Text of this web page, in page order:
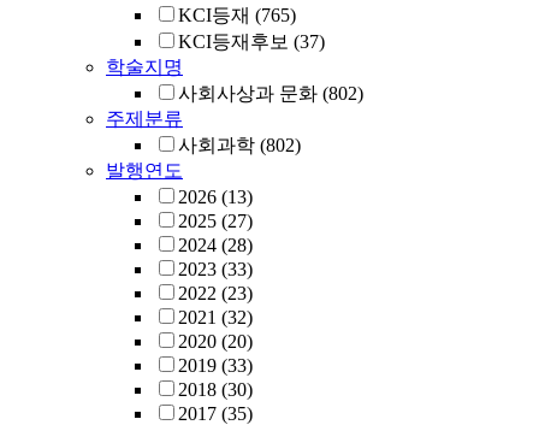
KCI등재 (765)
KCI등재후보 (37)
학술지명
사회사상과 문화 (802)
주제분류
사회과학 (802)
발행연도
2026 (13)
2025 (27)
2024 (28)
2023 (33)
2022 (23)
2021 (32)
2020 (20)
2019 (33)
2018 (30)
2017 (35)